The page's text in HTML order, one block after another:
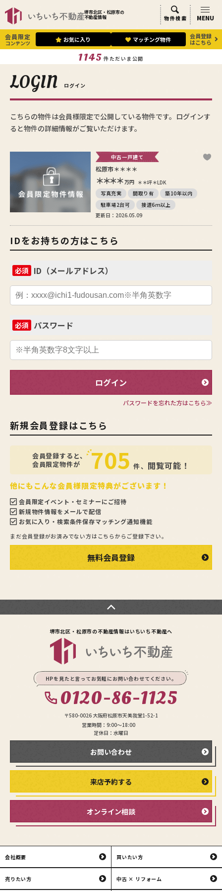
堺市北区・松原市の
不動産情報 物件検索 MENU
会員限定
コンテンツ お気に入り マッチング物件
会員登録
はこちら
1145 件ただいま公開
LOGIN ログイン
こちらの物件は会員様限定で公開している物件です。ログインす
ると物件の詳細情報がご覧いただけます。
中古一戸建て
松原市＊＊＊＊
＊＊＊＊ 万円 ＊＊坪＊LDK
写真充実
間取り有
築10年以内
駐車場2台可
接道6ｍ以上
更新日：2026.05.09
IDをお持ちの方はこちら
必須 ID（メールアドレス）
必須 パスワード
ログイン
パスワードを忘れた方はこちら≫
新規会員登録はこちら
会員登録すると、
会員限定物件が
705 件、 閲覧可能！
他にもこんな会員様限定特典がございます！
会員限定イベント・セミナーにご招待
新規物件情報をメールで配信
お気に入り・検索条件保存マッチング通知機能
まだ会員登録がお済みでない方はこちらからご登録下さい。
無料会員登録
堺市北区・松原市の不動産情報はいちいち不動産へ
HPを見たと言ってお気軽にお問い合わせてください。
0120-86-1125
〒580-0026 大阪府松原市天美我堂1-52-1
営業時間：9:00〜18:00
定休日：水曜日
お問い合わせ
来店予約する
オンライン相談
会社概要 買いたい方
売りたい方 中古 × リフォーム